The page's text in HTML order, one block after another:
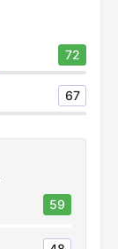
72
67
59